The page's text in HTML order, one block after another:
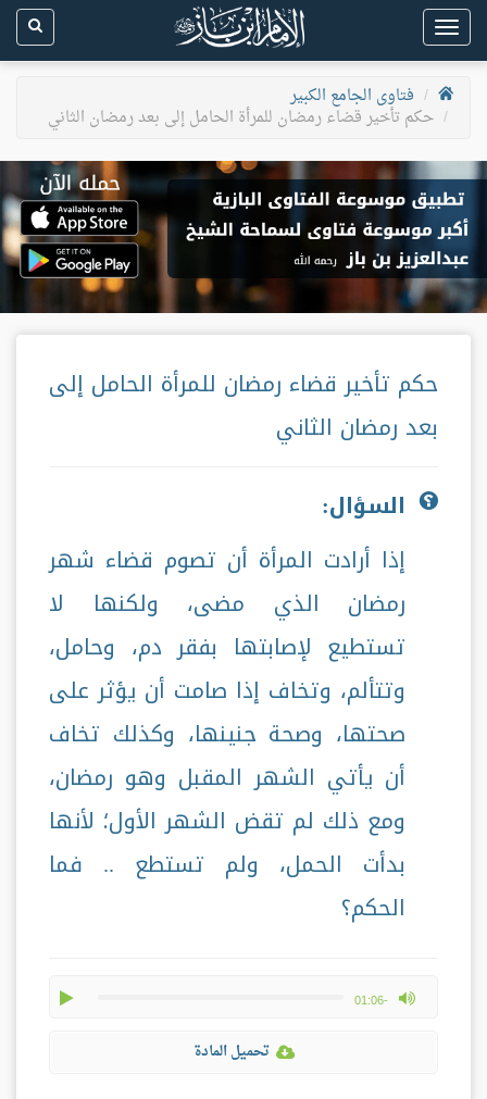
Toggle
navigation
فتاوى الجامع الكبير
حكم تأخير قضاء رمضان للمرأة الحامل إلى بعد رمضان الثاني
حكم تأخير قضاء رمضان للمرأة الحامل إلى
بعد رمضان الثاني
السؤال:
إذا أرادت المرأة أن تصوم قضاء شهر
رمضان الذي مضى، ولكنها لا
تستطيع لإصابتها بفقر دم، وحامل،
وتتألم، وتخاف إذا صامت أن يؤثر على
صحتها، وصحة جنينها، وكذلك تخاف
أن يأتي الشهر المقبل وهو رمضان،
ومع ذلك لم تقض الشهر الأول؛ لأنها
بدأت الحمل، ولم تستطع .. فما
الحكم؟
-01:06
max volume
تحميل المادة